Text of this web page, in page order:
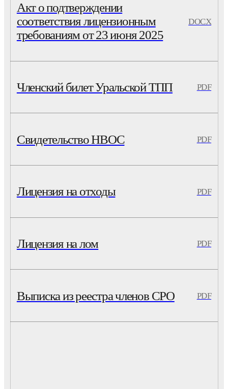
Акт о подтверждении
соответствия лицензионным
требованиям от 23 июня 2025
DOCX
Членский билет Уральской ТПП PDF
Свидетельство НВОС PDF
Лицензия на отходы PDF
Лицензия на лом PDF
Выписка из реестра членов СРО PDF